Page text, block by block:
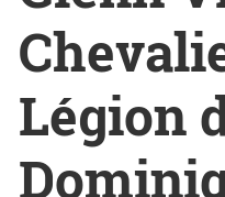
Légion